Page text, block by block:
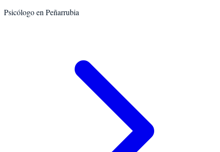
Psicólogo en Peñarrubia